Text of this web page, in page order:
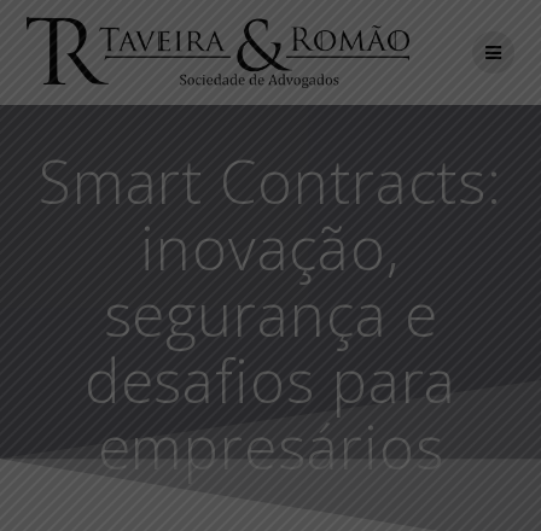
to
content
Smart Contracts:
inovação,
segurança e
desafios para
empresários